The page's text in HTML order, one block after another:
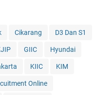
Cikarang D3 Dan S1
GIIC Hyundai
KIIC KIM
Online